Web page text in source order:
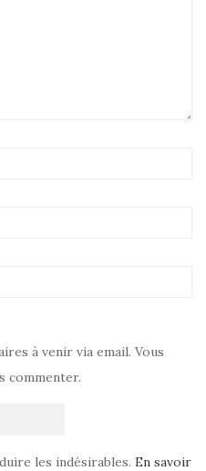
à venir via email. Vous
commenter.
les indésirables. En savoir